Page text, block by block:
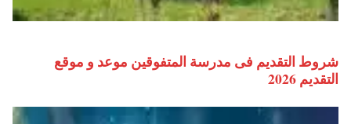
شروط التقديم فى مدرسة المتفوقين موعد و موقع
التقديم 2026